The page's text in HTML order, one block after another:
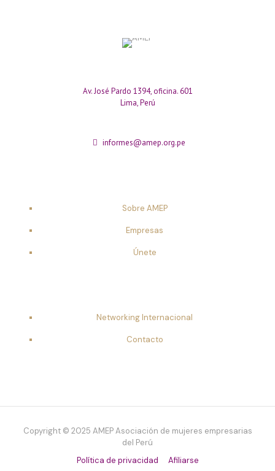
Av. José Pardo 1394, oficina. 601
Lima, Perú
informes@amep.org.pe
Sobre AMEP
Empresas
Únete
Networking Internacional
Contacto
Copyright © 2025 AMEP Asociación de mujeres empresarias
del Perú
Política de privacidad
Afiliarse